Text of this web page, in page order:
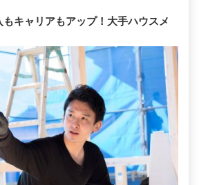
キャリアもアップ！大手ハウスメ